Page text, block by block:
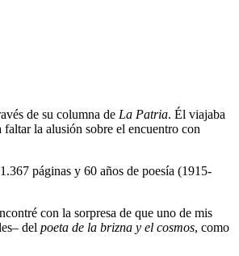
de su columna de La Patria. Él viajaba
la alusión sobre el encuentro con
páginas y 60 años de poesía (1915-
con la sorpresa de que uno de mis
del poeta de la brizna y el cosmos, como